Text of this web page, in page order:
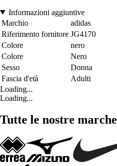
Informazioni aggiuntive
Marchio
adidas
Riferimento fornitore JG4170
Colore
nero
Colore
Nero
Sesso
Donna
Fascia d'età
Adulti
Loading...
Loading...
Tutte le nostre marche